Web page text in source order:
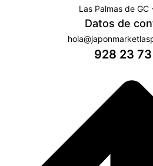
Las Palmas de GC
Datos de
928 23